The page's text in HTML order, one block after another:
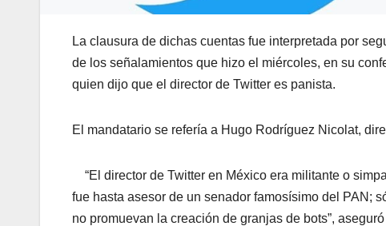
La clausura de dichas cuentas fue interpretada por
de los señalamientos que hizo el miércoles, en su
quien dijo que el director de Twitter es panista.
El mandatario se refería a Hugo Rodríguez Nicolat,
“El director de Twitter en México era militante o
fue hasta asesor de un senador famosísimo del PAN;
no promuevan la creación de granjas de bots”,